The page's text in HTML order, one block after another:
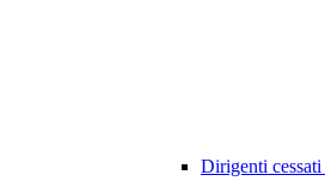
Dirigenti